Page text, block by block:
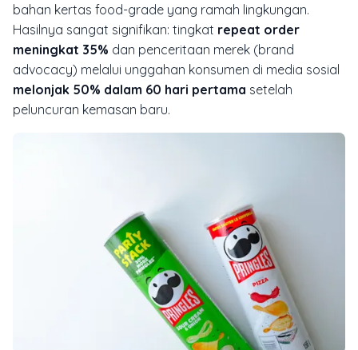
bahan kertas food-grade yang ramah lingkungan.
Hasilnya sangat signifikan: tingkat repeat order
meningkat 35% dan penceritaan merek (brand
advocacy) melalui unggahan konsumen di media sosial
melonjak 50% dalam 60 hari pertama setelah
peluncuran kemasan baru.